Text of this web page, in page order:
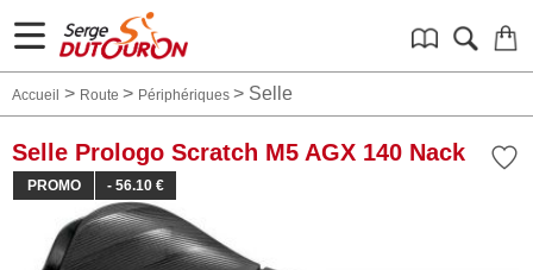
Accueil > Route > Périphériques > Selle
Selle Prologo Scratch M5 AGX 140 Nack
PROMO - 56.10 €